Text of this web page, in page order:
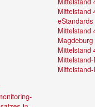
Mittelstand
eStandards
Mittelstand
Magdeburg
Mittelstand